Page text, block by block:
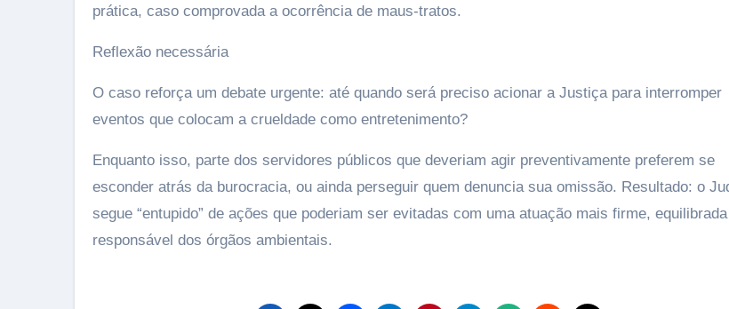
prática, caso comprovada a ocorrência de maus-tratos.
Reflexão necessária
O caso reforça um debate urgente: até quando será preciso acionar a Justiça para interromper
eventos que colocam a crueldade como entretenimento?
Enquanto isso, parte dos servidores públicos que deveriam agir preventivamente preferem se
esconder atrás da burocracia, ou ainda perseguir quem denuncia sua omissão. Resultado: o
segue “entupido” de ações que poderiam ser evitadas com uma atuação mais firme,
responsável dos órgãos ambientais.